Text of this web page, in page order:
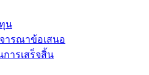
น
ารณาข้อเสนอ
การเสร็จสิ้น